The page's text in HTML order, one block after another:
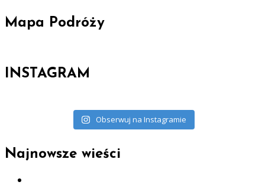
Mapa Podróży
INSTAGRAM
Obserwuj na Instagramie
Najnowsze wieści